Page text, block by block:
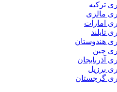
ترکیه
مالزی
امارات
تایلند
هندوستان
چین
آذربایجان
برزیل
گرجستان